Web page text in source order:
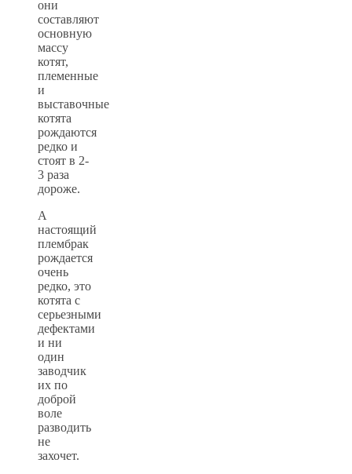
они
составляют
основную
массу
котят,
племенные
и
выставочные
котята
рождаются
редко и
стоят в 2-
3 раза
дороже.
А
настоящий
плембрак
рождается
очень
редко, это
котята с
серьезными
дефектами
и ни
один
заводчик
их по
доброй
воле
разводить
не
захочет.